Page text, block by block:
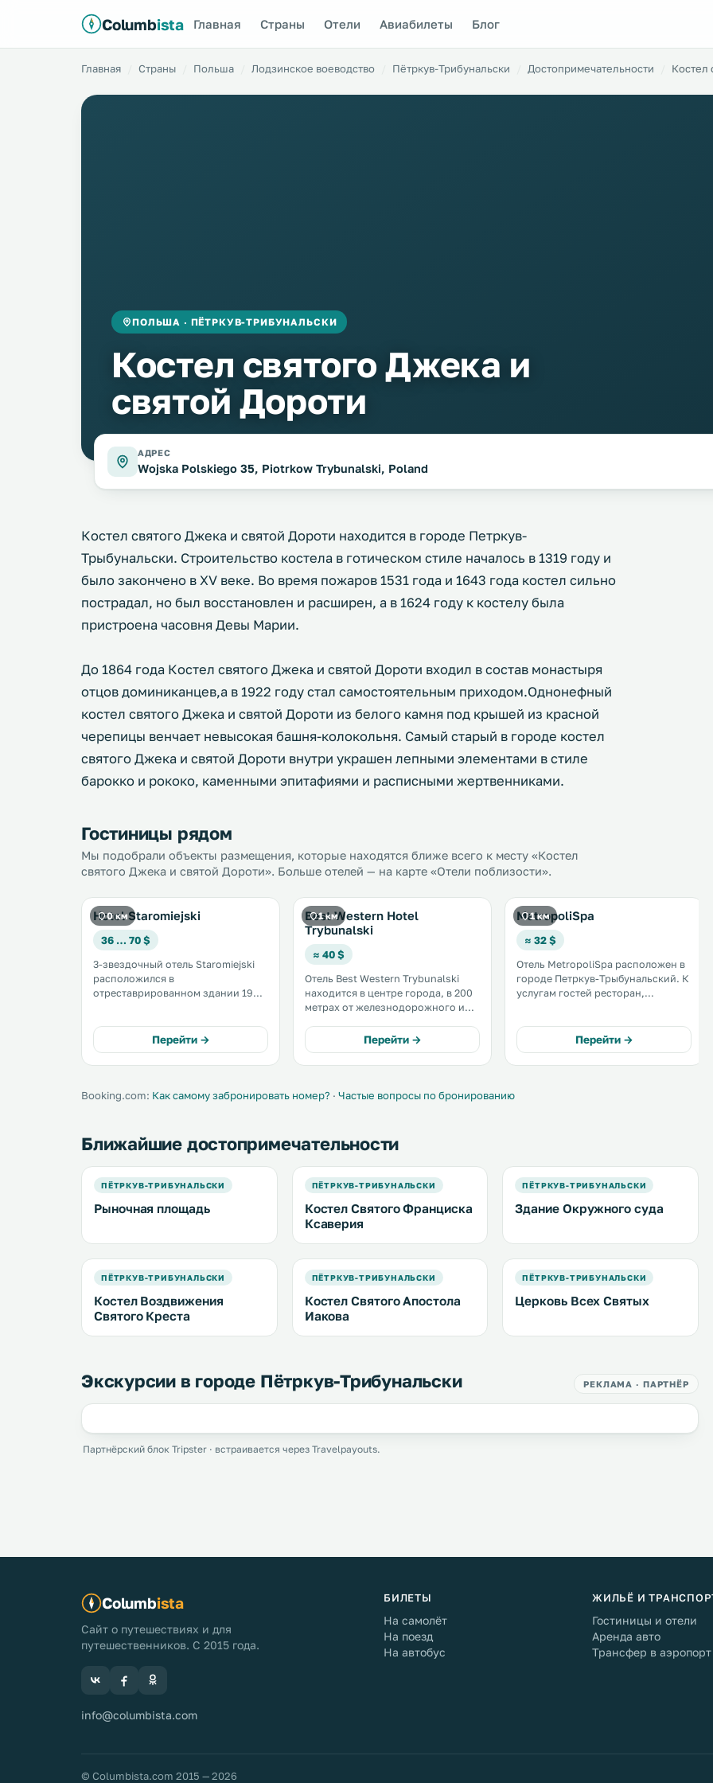
Columbista Главная Страны Отели Авиабилеты Блог
Главная Страны Польша Лодзинское воеводство Пётркув-Трибунальски Достопримечательности Костел
ПОЛЬША · ПЁТРКУВ-ТРИБУНАЛЬСКИ
Костел святого Джека и
святой Дороти
АДРЕС
Wojska Polskiego 35, Piotrkow Trybunalski, Poland
Костел святого Джека и святой Дороти находится в городе Петркув-
Трыбунальски. Строительство костела в готическом стиле началось в 1319 году и
было закончено в XV веке. Во время пожаров 1531 года и 1643 года костел сильно
пострадал, но был восстановлен и расширен, а в 1624 году к костелу была
пристроена часовня Девы Марии.
До 1864 года Костел святого Джека и святой Дороти входил в состав монастыря
отцов доминиканцев,а в 1922 году стал самостоятельным приходом.Однонефный
костел святого Джека и святой Дороти из белого камня под крышей из красной
черепицы венчает невысокая башня-колокольня. Самый старый в городе костел
святого Джека и святой Дороти внутри украшен лепными элементами в стиле
барокко и рококо, каменными эпитафиями и расписными жертвенниками.
Гостиницы рядом
Мы подобрали объекты размещения, которые находятся ближе всего к месту «Костел
святого Джека и святой Дороти». Больше отелей — на карте «Отели поблизости».
0 км
Hotel Staromiejski
36 … 70 $
3-звездочный отель Staromiejski
расположился в
отреставрированном здании 19
забронировать элегантно
оформленные номера с
бесплатным доступом в Интернет
душем. .
Перейти →
1 км
Best Western Hotel
Trybunalski
≈ 40 $
Отель Best Western Trybunalski
находится в центре города, в 200
метрах от железнодорожного и
Пётркув-Трыбунальский. К
услугам гостей бесплатный Wi-Fi,
частная парковка и
регистрации. .
Перейти →
1 км
MetropoliSpa
≈ 32 $
Отель MetropoliSpa расположен в
городе Петркув-Трыбунальский. К
услугам гостей ресторан,
территории. Все номера
оснащены кондиционерами. .
Перейти →
Booking.com: Как самому забронировать номер? · Частые вопросы по бронированию
Ближайшие достопримечательности
ПЁТРКУВ-ТРИБУНАЛЬСКИ
Рыночная площадь
ПЁТРКУВ-ТРИБУНАЛЬСКИ
Костел Святого Франциска
Ксаверия
ПЁТРКУВ-ТРИБУНАЛЬСКИ
Здание Окружного суда
ПЁТРКУВ-ТРИБУНАЛЬСКИ
Костел Воздвижения
Святого Креста
ПЁТРКУВ-ТРИБУНАЛЬСКИ
Костел Святого Апостола
Иакова
ПЁТРКУВ-ТРИБУНАЛЬСКИ
Церковь Всех Святых
Экскурсии в городе Пётркув-Трибунальски РЕКЛАМА · ПАРТНЁР
Партнёрский блок Tripster · встраивается через Travelpayouts.
Columbista
Сайт о путешествиях и для
путешественников. С 2015 года.
info@columbista.com
БИЛЕТЫ
На самолёт
На поезд
На автобус
ЖИЛЬЁ И
Гостиницы и отели
Аренда авто
Трансфер в аэропорт
© Columbista.com 2015 — 2026